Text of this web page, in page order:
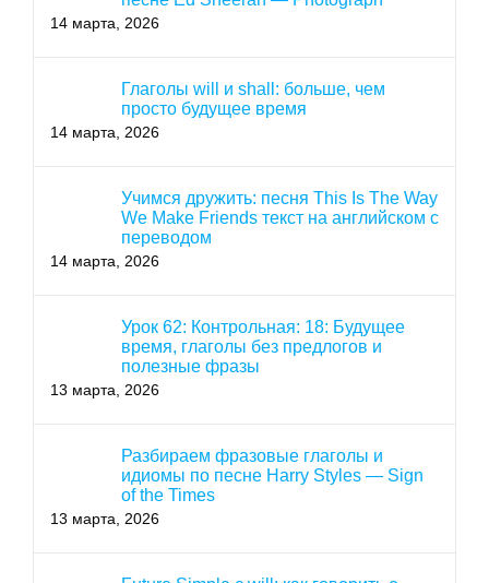
14 марта, 2026
Глаголы will и shall: больше, чем
просто будущее время
14 марта, 2026
Учимся дружить: песня This Is The Way
We Make Friends текст на английском с
переводом
14 марта, 2026
Урок 62: Контрольная: 18: Будущее
время, глаголы без предлогов и
полезные фразы
13 марта, 2026
Разбираем фразовые глаголы и
идиомы по песне Harry Styles — Sign
of the Times
13 марта, 2026